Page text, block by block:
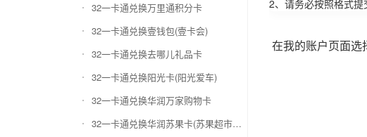
32一卡通兑换万里通积分卡
32一卡通兑换壹钱包(壹卡会)
32一卡通兑换去哪儿礼品卡
32一卡通兑换阳光卡(阳光爱车)
32一卡通兑换华润万家购物卡
32一卡通兑换华润苏果卡(苏果超市卡)（维护 请暂停提交）
2、请务必按照格式提
在我的账户页面选